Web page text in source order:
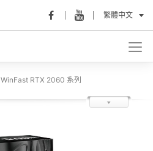
繁體中文
WinFast RTX 2060 系列